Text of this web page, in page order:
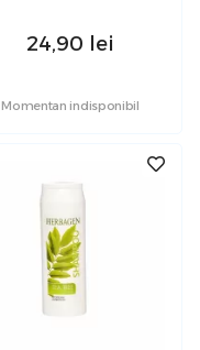
24,90 lei
Momentan indisponibil